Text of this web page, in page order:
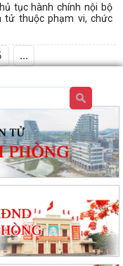
tục hành chính nội bộ
tử thuộc phạm vi, chức
...